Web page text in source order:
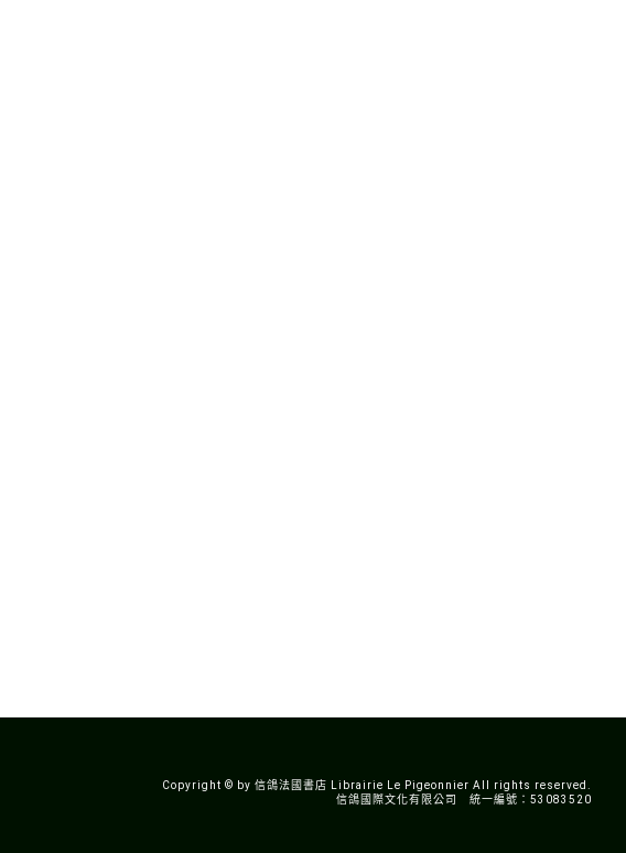
Copyright © by 信鴿法國書店 Librairie Le Pigeonnier All rights reserved.
信鴿國際文化有限公司 統一編號：53083520